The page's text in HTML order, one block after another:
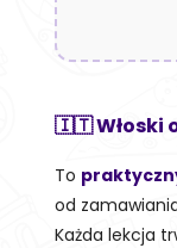
🇮🇹 Włoski
To
od
Każda lekcja